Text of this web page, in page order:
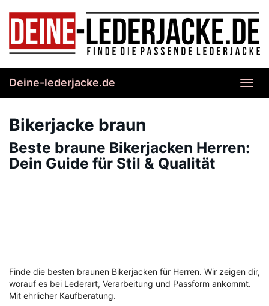
content
Deine-lederjacke.de
Bikerjacke braun
Beste braune Bikerjacken Herren:
Dein Guide für Stil & Qualität
Finde die besten braunen Bikerjacken für Herren. Wir zeigen dir,
worauf es bei Lederart, Verarbeitung und Passform ankommt.
Mit ehrlicher Kaufberatung.